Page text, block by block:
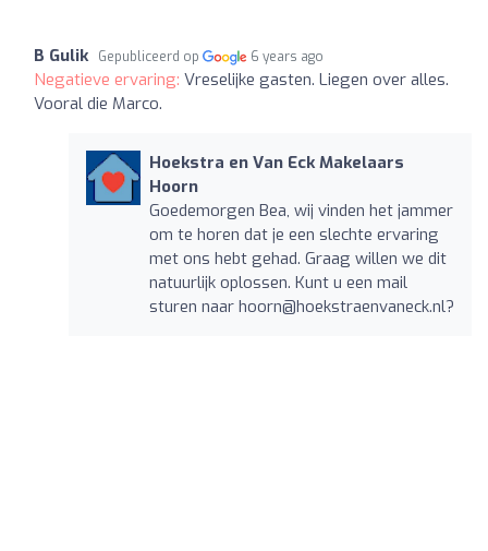
B Gulik Gepubliceerd op 6 years ago
Negatieve ervaring: Vreselijke gasten. Liegen over alles.
Vooral die Marco.
Hoekstra en Van Eck Makelaars
Hoorn
Goedemorgen Bea, wij vinden het jammer
om te horen dat je een slechte ervaring
met ons hebt gehad. Graag willen we dit
natuurlijk oplossen. Kunt u een mail
sturen naar hoorn@hoekstraenvaneck.nl?